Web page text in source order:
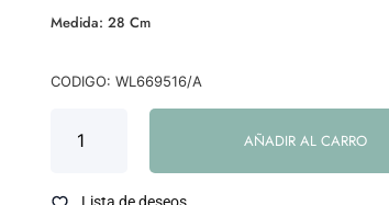
Medida: 28 Cm
CODIGO: WL669516/A
AÑADIR AL CARRO
Lista de deseos